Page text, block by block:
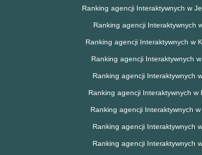
Ranking agencji Interaktywnych w
Ranking agencji Interaktywnych
Ranking agencji Interaktywnych w
Ranking agencji Interaktywnych
Ranking agencji Interaktywnych
Ranking agencji Interaktywnych w
Ranking agencji Interaktywnych w
Ranking agencji Interaktywnych
Ranking agencji Interaktywnych